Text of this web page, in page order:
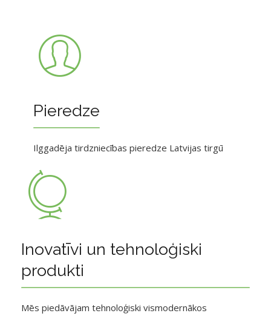
Pieredze
Ilggadēja tirdzniecības pieredze Latvijas tirgū
Inovatīvi un tehnoloģiski
produkti
Mēs piedāvājam tehnoloģiski vismodernākos